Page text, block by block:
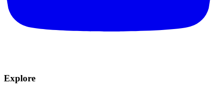
Explore